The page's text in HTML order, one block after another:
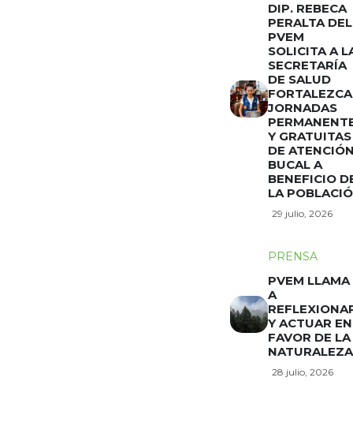
DIP. REBECA
PERALTA DEL
PVEM
SOLICITA A
SECRETARÍA
DE SALUD
FORTALEZCA
JORNADAS
Y GRATUITAS
DE
BUCAL A
BENEFICIO
LA
29 julio, 2026
PRENSA
PVEM LLAMA
A
Y ACTUAR EN
FAVOR DE LA
NATURALEZA
28 julio, 2026